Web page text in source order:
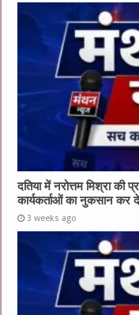
दतिया में नरोत्तम मिश्रा की
कार्यकर्ताओं का नुकसान कर
3 weeks ago